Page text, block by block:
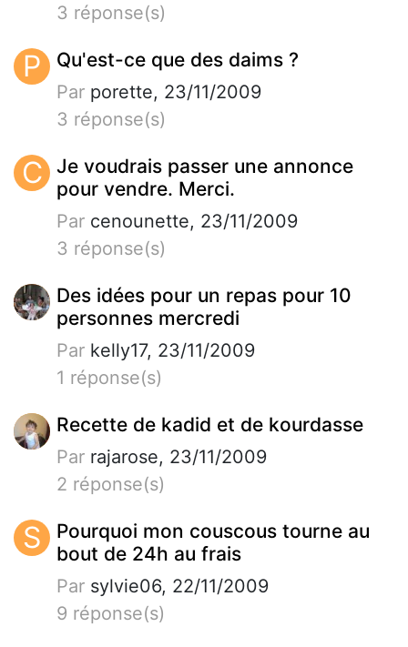
3 réponse(s)
P Qu'est-ce que des daims ?
Par porette, 23/11/2009
3 réponse(s)
C
Je voudrais passer une annonce
pour vendre. Merci.
Par cenounette, 23/11/2009
3 réponse(s)
Des idées pour un repas pour 10
personnes mercredi
Par kelly17, 23/11/2009
1 réponse(s)
Recette de kadid et de kourdasse
Par rajarose, 23/11/2009
2 réponse(s)
S
Pourquoi mon couscous tourne au
bout de 24h au frais
Par sylvie06, 22/11/2009
9 réponse(s)